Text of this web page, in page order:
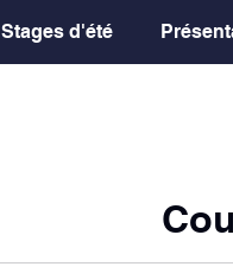
Stages d'été